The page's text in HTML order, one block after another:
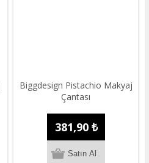
Biggdesign Pistachio Makyaj
Çantası
381,90 ₺